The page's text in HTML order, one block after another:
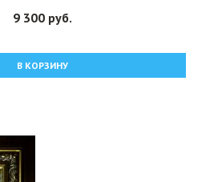
9 300 руб.
В КОРЗИНУ